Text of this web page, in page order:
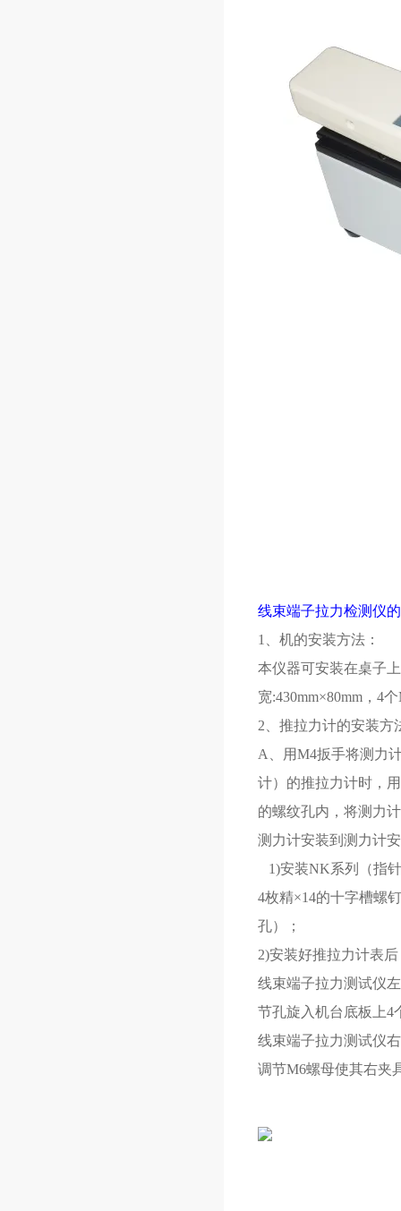
线束端子拉力检测仪
1、机的安装方法：
本仪器可安装在桌子
宽:430mm×80mm，4
2、推拉力计的安装方
A、用M4扳手将测力
计）的推拉力计时，
的螺纹孔内，将测力
测力计安装到测力计
1)安装NK系列（指
4枚精×14的十字槽螺
孔）；
2)安装好推拉力计表
线束端子拉力测试仪
节孔旋入机台底板上
线束端子拉力测试仪
调节M6螺母使其右夹